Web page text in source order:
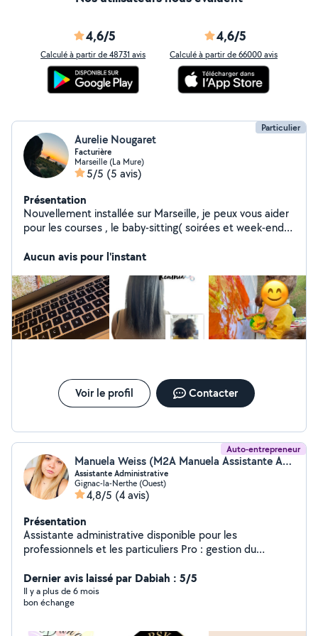
4,6/5
Calculé à partir de 48731 avis
4,6/5
Calculé à partir de 66000 avis
Particulier
Aurelie Nougaret
Facturière
Marseille (La Mure)
5/5 (5 avis)
Présentation
Nouvellement installée sur Marseille, je peux vous aider
pour les courses , le baby-sitting( soirées et week-end )
secrétariat et facturation. Et lissage au tanin
Aucun avis pour l'instant
Voir le profil Contacter
Auto-entrepreneur
Manuela Weiss (M2A Manuela Assistante Administrative)
Assistante Administrative
Gignac-la-Nerthe (Ouest)
4,8/5 (4 avis)
Présentation
Assistante administrative disponible pour les
professionnels et les particuliers Pro : gestion du
traitement du courrier, gestion des factures et relances
clients, suivi et classement des documents, gestions
des plannings, création logo ou support commercial,
Dernier avis laissé par Dabiah : 5/5
Il y a plus de 6 mois
bon échange